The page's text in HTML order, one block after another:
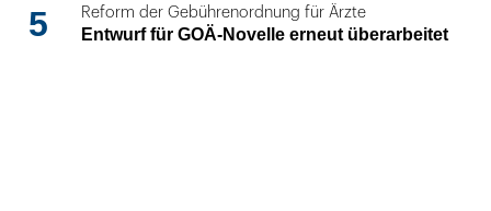
5 Reform der Gebührenordnung für Ärzte
Entwurf für GOÄ-Novelle erneut überarbeitet